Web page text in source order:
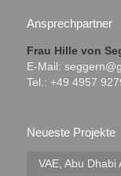
Ansprechpartner
Frau Hille von
E-Mail:
Tel.: +49 4957
Neueste Projekte
VAE, Abu Dhabi